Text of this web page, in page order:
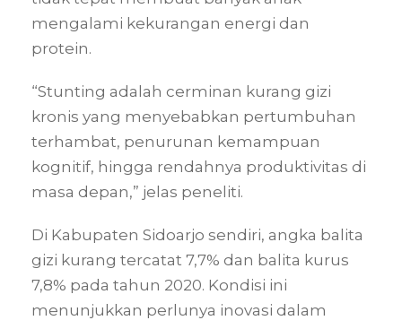
mengalami kekurangan energi dan
protein.
“Stunting adalah cerminan kurang gizi
kronis yang menyebabkan pertumbuhan
terhambat, penurunan kemampuan
kognitif, hingga rendahnya produktivitas di
masa depan,” jelas peneliti.
Di Kabupaten Sidoarjo sendiri, angka balita
gizi kurang tercatat 7,7% dan balita kurus
7,8% pada tahun 2020. Kondisi ini
menunjukkan perlunya inovasi dalam